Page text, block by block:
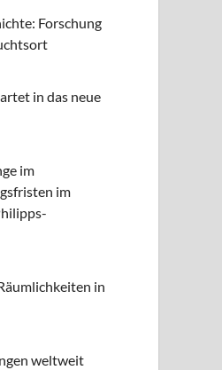
Forschung
in das neue
im
im
in
weltweit